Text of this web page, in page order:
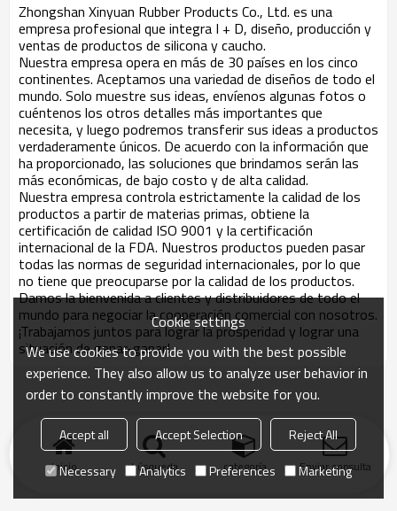
Zhongshan Xinyuan Rubber Products Co., Ltd. es una
empresa profesional que integra I + D, diseño, producción y
ventas de productos de silicona y caucho.
Nuestra empresa opera en más de 30 países en los cinco
continentes. Aceptamos una variedad de diseños de todo el
mundo. Solo muestre sus ideas, envíenos algunas fotos o
cuéntenos los otros detalles más importantes que
necesita, y luego podremos transferir sus ideas a productos
verdaderamente únicos. De acuerdo con la información que
ha proporcionado, las soluciones que brindamos serán las
más económicas, de bajo costo y de alta calidad.
Nuestra empresa controla estrictamente la calidad de los
productos a partir de materias primas, obtiene la
certificación de calidad ISO 9001 y la certificación
internacional de la FDA. Nuestros productos pueden pasar
todas las normas de seguridad internacionales, por lo que
no tiene que preocuparse por la calidad de los productos.
Damos la bienvenida a clientes y distribuidores de todo el
mundo para negociar la cooperación comercial con nosotros.
¡Trabajamos juntos para lograr la prosperidad y lograr una
situación de ganar-ganar!
Inicio búsqueda categoría Enviar consulta
Cookie settings
We use cookies to provide you with the best possible
experience. They also allow us to analyze user behavior in
order to constantly improve the website for you.
Accept all Accept Selection
Reject All
Necessary
Analytics Preferences Marketing